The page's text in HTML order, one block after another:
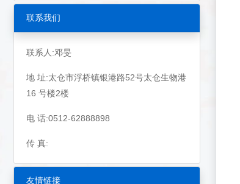
联系我们
联系人:邓旻
地 址:太仓市浮桥镇银港路52号太仓生物港
16 号楼2楼
电 话:0512-62888898
传 真:
友情链接